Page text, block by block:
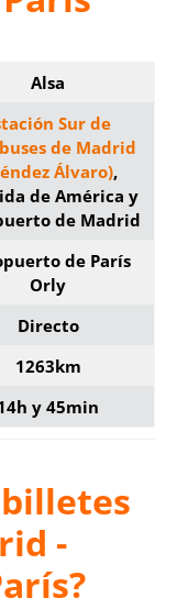
Alsa
Sur de
de Madrid
Álvaro),
de América y
de Madrid
de París
Orly
Directo
1263km
y 45min
-